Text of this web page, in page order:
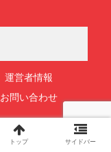
運営者情報
お問い合わせ
トップ サイドバー